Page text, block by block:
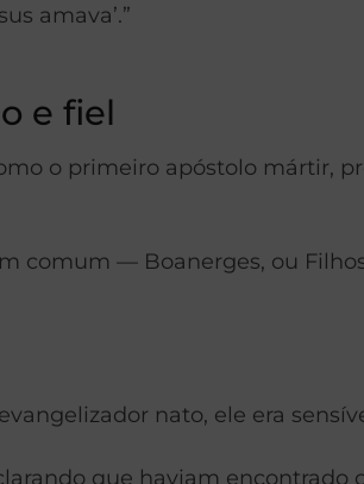
amava’.”
e fiel
o primeiro apóstolo mártir,
comum — Boanerges, ou Filhos
nato, ele era
que haviam encontrado o